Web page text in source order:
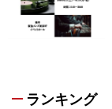
ランキング